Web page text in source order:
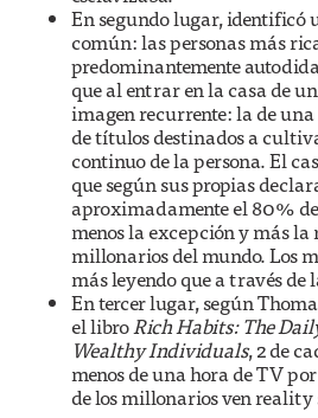
En segundo lugar, identificó
común: las personas más
predominantemente
que al entrar en la casa de
imagen recurrente: la de
de títulos destinados a
continuo de la persona. El
que según sus propias
aproximadamente el 80%
menos la excepción y más la
millonarios del mundo. Los
más leyendo que a través
En tercer lugar, según
el libroRich Habits: The
Wealthy Individuals, 2 de
menos de una hora de TV
de los millonarios ven reality